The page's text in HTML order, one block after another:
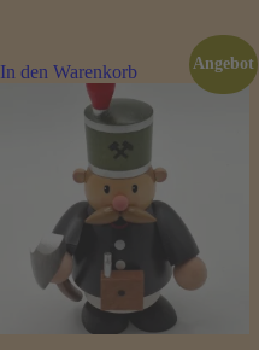
In den Warenkorb Angebot